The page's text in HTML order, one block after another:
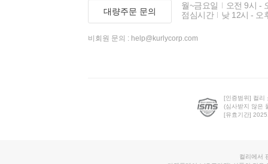
대량주문 문의
월~금요일
오전 9시 -
점심시간
낮 12시 - 오
비회원 문의 : help@kurlycorp.com
[인증범위] 컬리
(심사받지 않은
[유효기간]
컬리에서